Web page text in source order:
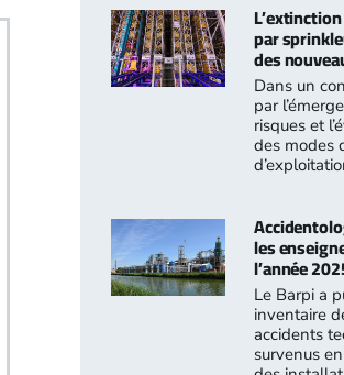
par
des
Dans un
par
risques et
des modes
les
l’année
Le Barpi a
inventaire
accidents
survenus